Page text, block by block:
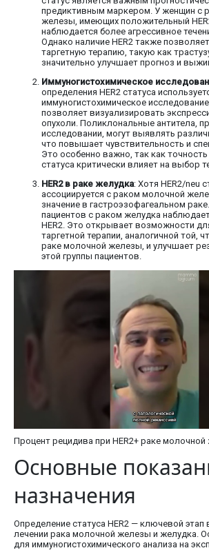
предиктивным маркером. У женщин с
железы, имеющих положительный
наблюдается более агрессивное
Однако наличие HER2 также
таргетную терапию, такую как
значительно улучшает прогноз и
Иммуногистохимическое
определения HER2 статуса
иммуногистохимическое
позволяет визуализировать
опухоли. Поликлональные антитела,
исследовании, могут выявлять
что повышает чувствительность и
Это особенно важно, так как
статуса критически влияет на выбор
HER2 в раке желудка: Хотя HER2/neu
ассоциируется с раком молочной
значение в гастроэзофагеальном
пациентов с раком желудка
HER2. Это открывает возможности
таргетной терапии, аналогичной той,
раке молочной железы, и улучшает
этой группы пациентов.
Процент рецидива при HER2+ раке
Основные
назначения
Определение статуса HER2 — ключевой этап
лечении рака молочной железы и желудка.
для иммуногистохимического анализа на